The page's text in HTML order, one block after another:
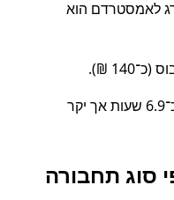
לאמסטרדם הוא
₪).
שימו לב: הסעה פרטית מהיר בכ־6.9 שעות אך יקר
סוג תחבורה